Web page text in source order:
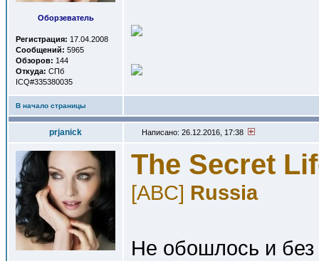
Оборзеватель
Регистрация: 17.04.2008
Сообщений: 5965
Обзоров: 144
Откуда: СПб
ICQ#335380035
В начало страницы
prjanick Написано: 26.12.2016, 17:38
The Secret
[ABC] Russia
Не обошлось и без